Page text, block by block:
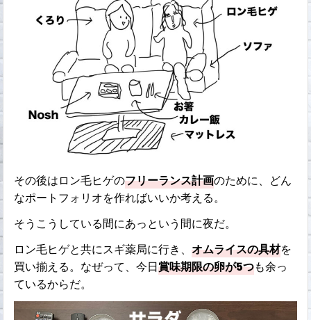
その後はロン毛ヒゲのフリーランス計画のために、どん
なポートフォリオを作ればいいか考える。
そうこうしている間にあっという間に夜だ。
ロン毛ヒゲと共にスギ薬局に行き、オムライスの具材を
買い揃える。なぜって、今日賞味期限の卵が5つも余っ
ているからだ。